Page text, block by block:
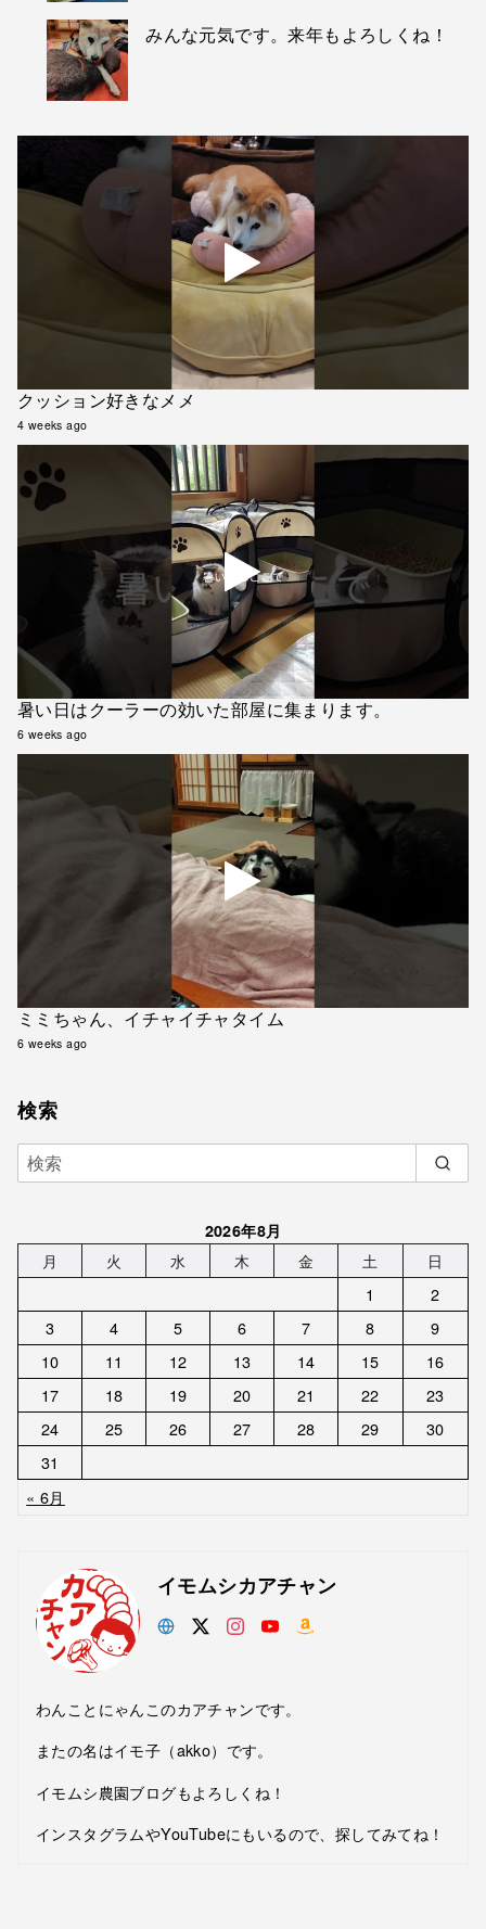
みんな元気です。来年もよろしくね！
クッション好きなメメ
4 weeks ago
暑い日はクーラーの効いた部屋に集まります。
6 weeks ago
ミミちゃん、イチャイチャタイム
6 weeks ago
検索
2026年8月
月 火 水 木 金 土
日
1
2
3
4 5 6 7 8
9
10
11 12 13 14 15
16
17
18 19 20 21 22
23
24
25 26 27 28 29
30
31
« 6月
イモムシカアチャン
わんことにゃんこのカアチャンです。
またの名はイモ子（akko）です。
イモムシ農園ブログもよろしくね！
インスタグラムやYouTubeにもいるので、探してみてね！